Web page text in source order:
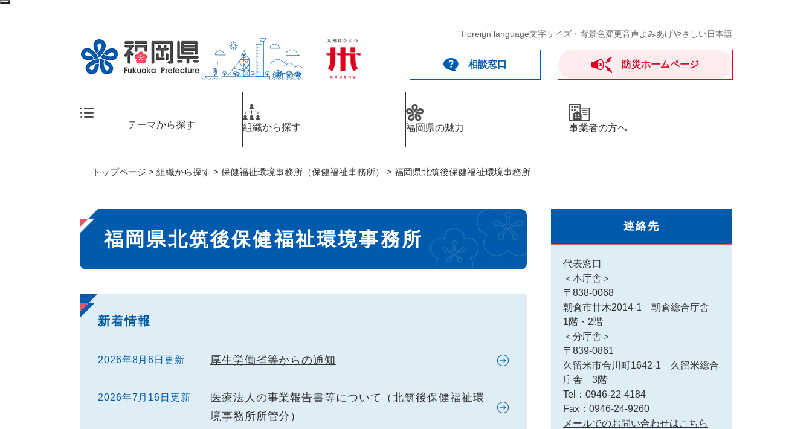
ペ
Foreign language文字サイズ・背景色変更音声よみあげやさしい日本語
相談窓口 防災ホームページ
テーマから探す 組織から探す 福岡県の魅力 事業者の方へ
トップページ > 組織から探す > 保健福祉環境事務所（保健福祉事務所） > 福岡県北筑後保健福祉環境事務所
本
文
福岡県北筑後保健福祉環境事務所
新着情報
2026年8月6日更新 厚生労働省等からの通知
2026年7月16日更新
医療法人の事業報告書等について（北筑後保健福祉環
境事務所所管分）
連絡先
代表窓口
＜本庁舎＞
〒838-0068
朝倉市甘木2014-1 朝倉総合庁舎
1階・2階
＜分庁舎＞
〒839-0861
久留米市合川町1642-1 久留米総合
庁舎 3階
Tel：0946-22-4184
Fax：0946-24-9260
メールでのお問い合わせはこちら